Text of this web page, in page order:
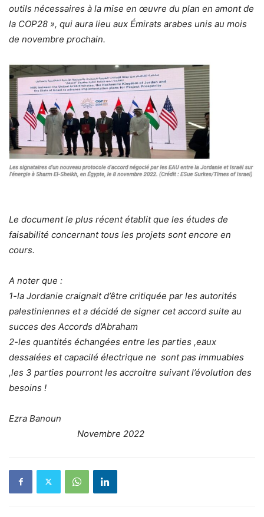
outils nécessaires à la mise en œuvre du plan en amont de
la COP28 », qui aura lieu aux Émirats arabes unis au mois
de novembre prochain.
Le document le plus récent établit que les études de
faisabilité concernant tous les projets sont encore en
cours.
A noter que :
1-la Jordanie craignait d’être critiquée par les autorités
palestiniennes et a décidé de signer cet accord suite au
succes des Accords d’Abraham
2-les quantités échangées entre les parties ,eaux
dessalées et capacilé électrique ne sont pas immuables
,les 3 parties pourront les accroitre suivant l’évolution des
besoins !
Ezra Banoun
Novembre 2022